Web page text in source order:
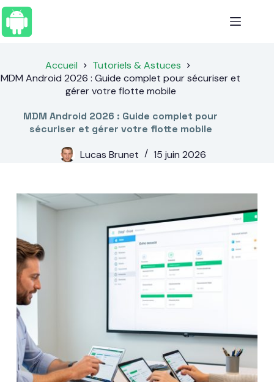
Passer
au
contenu
Accueil
Tutoriels & Astuces
MDM Android 2026 : Guide complet pour sécuriser et
gérer votre flotte mobile
MDM Android 2026 : Guide complet pour
sécuriser et gérer votre flotte mobile
Lucas Brunet
15 juin 2026